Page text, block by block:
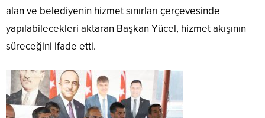
alan ve belediyenin hizmet sınırları çerçevesinde
yapılabilecekleri aktaran Başkan Yücel, hizmet akışının
süreceğini ifade etti.